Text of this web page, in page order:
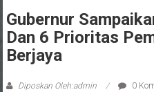
Gubernur
Dan 6 Prioritas
Berjaya
Diposkan Oleh:admin 0